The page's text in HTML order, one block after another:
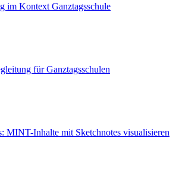
im Kontext Ganztagsschule
für Ganztagsschulen
MINT-Inhalte mit Sketchnotes visualisieren